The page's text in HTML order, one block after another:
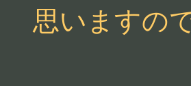
思いますの